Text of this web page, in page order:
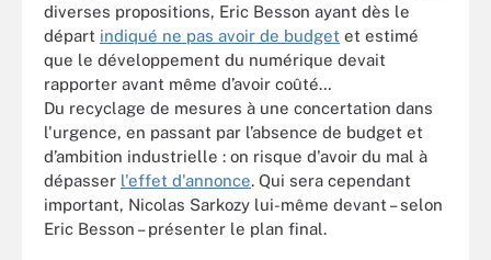
diverses propositions, Eric Besson ayant dès le
départ indiqué ne pas avoir de budget et estimé
que le développement du numérique devait
rapporter avant même d’avoir coûté…
Du recyclage de mesures à une concertation dans
l'urgence, en passant par l’absence de budget et
d’ambition industrielle : on risque d'avoir du mal à
dépasser l'effet d'annonce. Qui sera cependant
important, Nicolas Sarkozy lui-même devant – selon
Eric Besson – présenter le plan final.